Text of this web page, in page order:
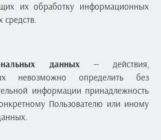
их обработку информационных
средств.
данных— действия,
невозможно определить без
информации принадлежность
Пользователю или иному